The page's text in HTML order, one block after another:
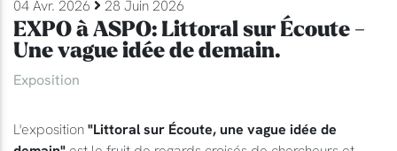
04 Avr. 2026 28 Juin 2026
EXPO à ASPO: Littoral sur Écoute -
Une vague idée de demain.
Exposition
L'exposition "Littoral sur Écoute, une vague idée de